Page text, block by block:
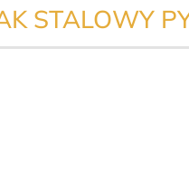
STALOWY